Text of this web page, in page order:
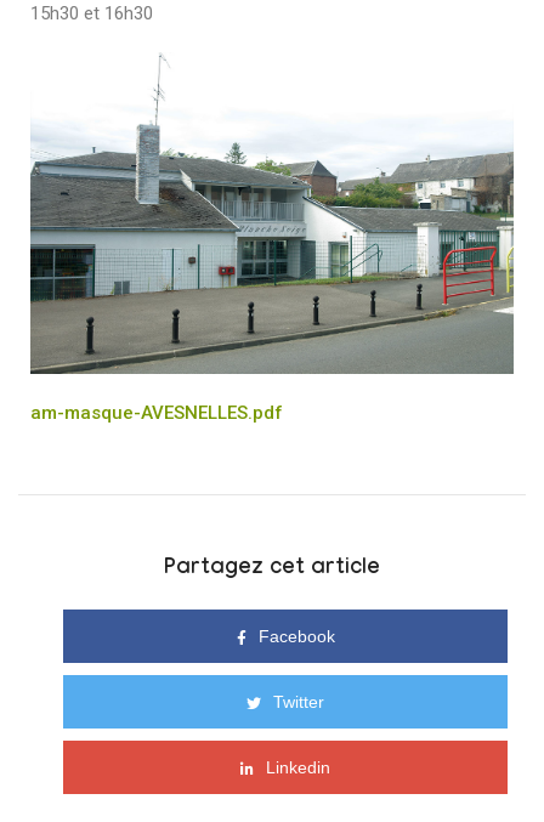
15h30 et 16h30
am-masque-AVESNELLES.pdf
Partagez cet article
Facebook
Twitter
Linkedin